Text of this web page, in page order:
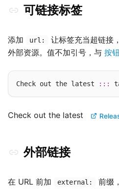
可链接标签
添加 url:
让标签充当超链接
外部资源。值不加引号，与 按钮
Check out the latest :::
Check out the latest
外部链接
在 URL 前加 external:
前缀